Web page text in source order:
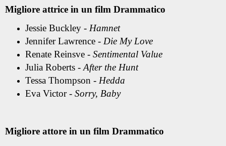
Migliore attrice in un film Drammatico
Jessie Buckley - Hamnet
Jennifer Lawrence - Die My Love
Renate Reinsve - Sentimental Value
Julia Roberts - After the Hunt
Tessa Thompson - Hedda
Eva Victor - Sorry, Baby
Migliore attore in un film Drammatico